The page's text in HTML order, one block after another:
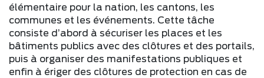
élémentaire pour la nation, les cantons, les
communes et les événements. Cette tâche
consiste d’abord à sécuriser les places et les
bâtiments publics avec des clôtures et des portails,
puis à organiser des manifestations publiques et
enfin à ériger des clôtures de protection en cas de